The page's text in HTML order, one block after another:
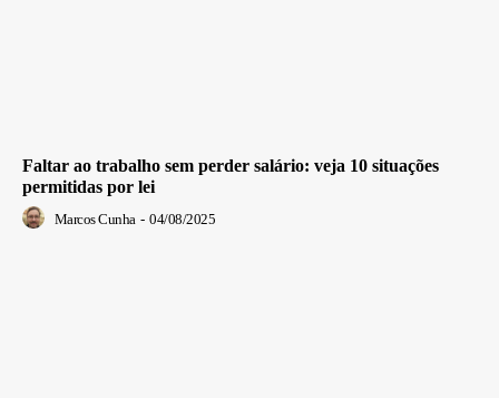
Faltar ao trabalho sem perder salário: veja 10 situações
permitidas por lei
Marcos Cunha - 04/08/2025